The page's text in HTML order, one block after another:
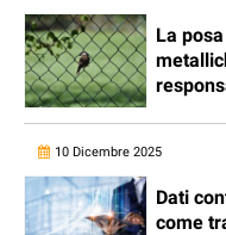
La
10 Dicembre 2025
Dati
come